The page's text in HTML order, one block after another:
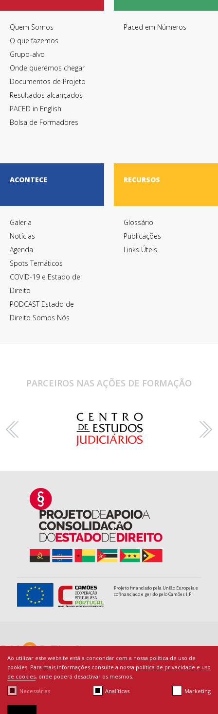
Ao utilizar este website está a concondar com a nossa política de uso de
cookies. Para mais informações consulte a nossa política de privacidade e uso
de cookies, onde poderá desactivar os mesmos.
Necessárias
Analíticas Marketing
Quem Somos
O que fazemos
Grupo-alvo
Onde queremos chegar
Documentos de Projeto
Resultados alcançados
PACED in English
Bolsa de Formadores
Paced em Números
ACONTECE
Galeria
Notícias
Agenda
Spots Temáticos
COVID-19 e Estado de
Direito
PODCAST Estado de
Direito Somos Nós
RECURSOS
Glossário
Publicações
Links Úteis
PARCEIROS NAS AÇÕES DE FORMAÇÃO
Projeto financiado pela União Europeia e
cofinanciado e gerido pelo Camões I.P